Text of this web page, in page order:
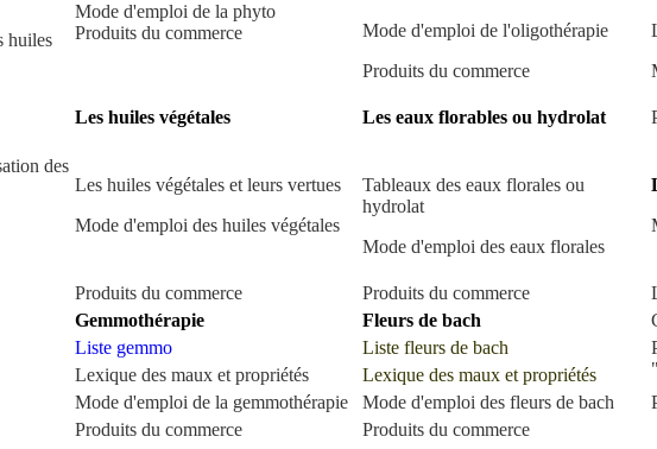
huiles
Mode d'emploi de la phyto
Produits du commerce
Mode d'emploi de l'oligothérapie
Produits du commerce
Les huiles végétales Les eaux florables ou hydrolat
des
Les huiles végétales et leurs vertues
Mode d'emploi des huiles végétales
Tableaux des eaux florales ou
hydrolat
Mode d'emploi des eaux florales
Produits du commerce Produits du commerce
Gemmothérapie
Fleurs de bach
Liste gemmo
Liste fleurs de bach
Lexique des maux et propriétés
Lexique des maux et propriétés
Mode d'emploi de la gemmothérapie
Mode d'emploi des fleurs de bach
Produits du commerce
Produits du commerce